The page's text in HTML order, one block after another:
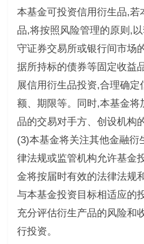
本基金可投资信用衍生品,若
品,将按照风险管理的原则,
守证券交易所或银行间市场
据所持标的债券等固定收益
展信用衍生品投资,合理确定
额、期限等。同时,本基金将
品的交易对手方、创设机构
(3)本基金将关注其他金融衍
律法规或监管机构允许基金
金将按届时有效的法律法规
与本基金投资目标相适应的
充分评估衍生产品的风险和
行投资。